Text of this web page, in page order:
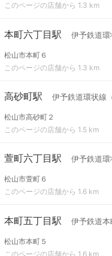
このページの店舗から 1.3 km
本町六丁目駅 伊予鉄道
松山市本町６
このページの店舗から 1.3 km
高砂町駅 伊予鉄道環状線
松山市高砂町２
このページの店舗から 1.5 km
萱町六丁目駅 伊予鉄道
松山市萱町６
このページの店舗から 1.6 km
本町五丁目駅 伊予鉄道本
松山市本町５
このページの店舗から 1.6 km